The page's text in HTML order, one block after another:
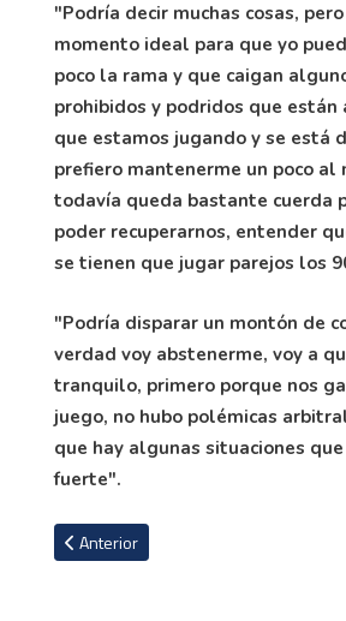
"Podría decir muchas cosas,
momento ideal para que yo
poco la rama y que caigan
prohibidos y podridos que
que estamos jugando y se está
prefiero mantenerme un poco al
todavía queda bastante cuerda
poder recuperarnos, entender
se tienen que jugar parejos los
"Podría disparar un montón de
verdad voy abstenerme, voy a
tranquilo, primero porque nos
juego, no hubo polémicas
que hay algunas situaciones
fuerte".
Artículo anterior: Herediano lidera
Anterior